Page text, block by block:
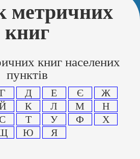
метричних
книг
книг населених
пунктів
Г Д Е Є
Ж
К Л М
Н
Т У Ф
Х
Ю Я